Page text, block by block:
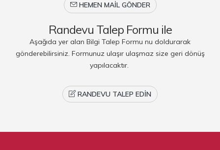
HEMEN MAIL GÖNDER
Randevu Talep Formu ile
Aşağıda yer alan Bilgi Talep Formu nu doldurarak
gönderebilirsiniz. Formunuz ulaşır ulaşmaz size geri dönüş
yapılacaktır.
RANDEVU TALEP EDIN